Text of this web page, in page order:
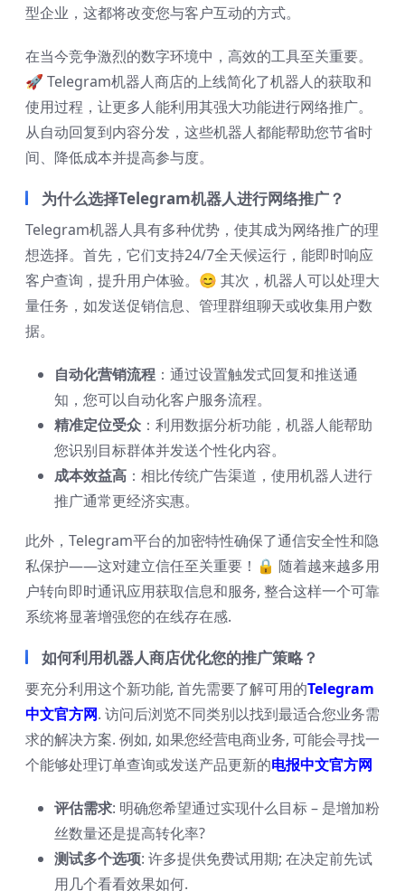
型企业，这都将改变您与客户互动的方式。
在当今竞争激烈的数字环境中，高效的工具至关重要。
🚀 Telegram机器人商店的上线简化了机器人的获取和
使用过程，让更多人能利用其强大功能进行网络推广。
从自动回复到内容分发，这些机器人都能帮助您节省时
间、降低成本并提高参与度。
为什么选择Telegram机器人进行网络推广？
Telegram机器人具有多种优势，使其成为网络推广的理
想选择。首先，它们支持24/7全天候运行，能即时响应
客户查询，提升用户体验。😊 其次，机器人可以处理大
量任务，如发送促销信息、管理群组聊天或收集用户数
据。
自动化营销流程 ：通过设置触发式回复和推送通
知，您可以自动化客户服务流程。
精准定位受众 ：利用数据分析功能，机器人能帮助
您识别目标群体并发送个性化内容。
成本效益高 ：相比传统广告渠道，使用机器人进行
推广通常更经济实惠。
此外，Telegram平台的加密特性确保了通信安全性和隐
私保护——这对建立信任至关重要！🔒 随着越来越多用
户转向即时通讯应用获取信息和服务, 整合这样一个可靠
系统将显著增强您的在线存在感.
如何利用机器人商店优化您的推广策略？
要充分利用这个新功能, 首先需要了解可用的Telegram
中文官方网. 访问后浏览不同类别以找到最适合您业务需
求的解决方案. 例如, 如果您经营电商业务, 可能会寻找一
个能够处理订单查询或发送产品更新的电报中文官方网
评估需求: 明确您希望通过实现什么目标 – 是增加粉
丝数量还是提高转化率?
测试多个选项: 许多提供免费试用期; 在决定前先试
用几个看看效果如何.